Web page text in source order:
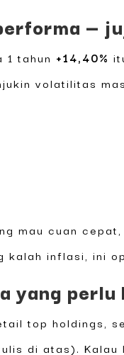
—
tahun +14,40%
volatilitas
mau cuan
kalah inflasi, ini
yang perlu
top holdings,
di atas).